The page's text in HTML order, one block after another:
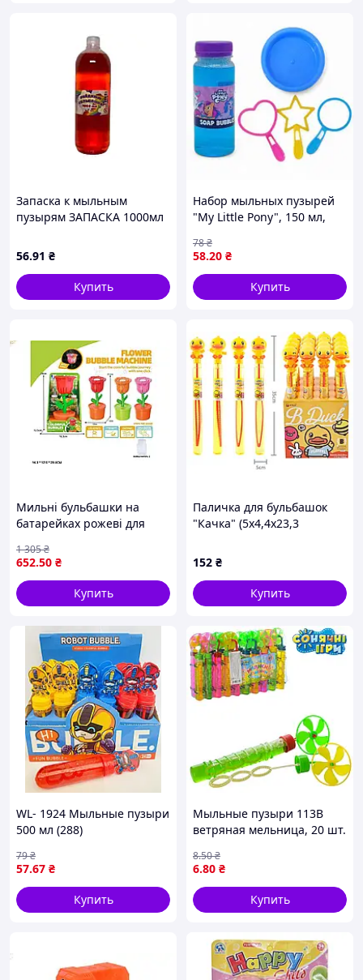
Запаска к мыльным
пузырям ЗАПАСКА 1000мл
56.91 ₴
Купить
Набор мыльных пузырей
"My Little Pony", 150 мл,
58.20 ₴
78₴
Купить
Мильні бульбашки на
батарейках рожеві для
создания мыльных
пузырей
652.50 ₴
1 305₴
Купить
Паличка для бульбашок
"Качка" (5x4,4x23,3
152 ₴
Купить
WL- 1924 Мыльные пузыри
500 мл (288)
57.67 ₴
79₴
Купить
Мыльные пузыри 113B
ветряная мельница, 20 шт.
16-4,5 см.
6.80 ₴
8.50₴
Купить